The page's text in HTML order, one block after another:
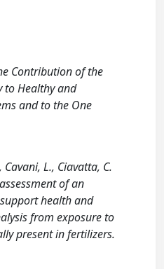
Contribution of the
to Healthy and
and to the One
L., Ciavatta, C.
of an
health and
from exposure to
present in fertilizers.